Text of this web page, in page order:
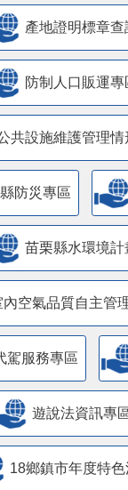
產地證明標章查
防制人口販運專
共設施維護管理情
防災專區
苗栗縣水環境計
內空氣品質自主管
駕服務專區
遊說法資訊專
18鄉鎮市年度特色